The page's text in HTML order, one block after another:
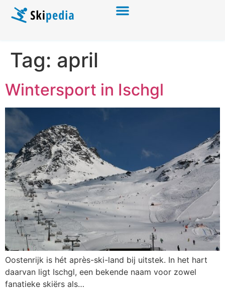
Tag: april
Wintersport in Ischgl
Oostenrijk is hét après-ski-land bij uitstek. In het hart
daarvan ligt Ischgl, een bekende naam voor zowel
fanatieke skiërs als…